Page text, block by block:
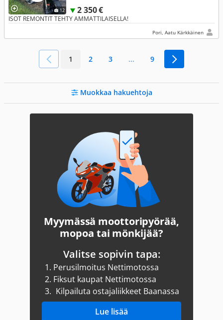
12 2 350 €
ISOT REMONTIT TEHTY AMMATTILAISELLA!
Pori, Aatu Kärkkäinen
1 2 3 ... 9
Muokkaa hakuehtoja
Myymässä moottoripyörää,
mopoa tai mönkijää?
Valitse sopivin tapa:
1. Perusilmoitus Nettimotossa
2. Fiksut kaupat Nettimotossa
3. Kilpailuta ostajaliikkeet Baanassa
Lue lisää